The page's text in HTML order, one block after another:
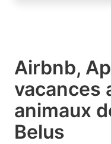
Airbnb,
vacances
animaux
Belus